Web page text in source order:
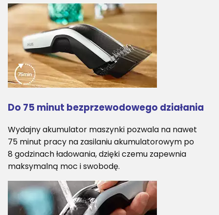
Do 75 minut bezprzewodowego działania
Wydajny akumulator maszynki pozwala na nawet
75 minut pracy na zasilaniu akumulatorowym po
8 godzinach ładowania, dzięki czemu zapewnia
maksymalną moc i swobodę.